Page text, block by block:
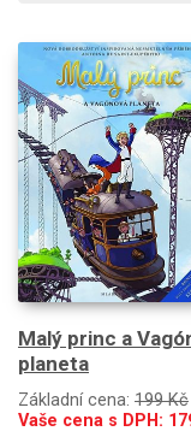
Malý princ a
planeta
Základní cena: 199 Kč
Vaše cena s DPH: